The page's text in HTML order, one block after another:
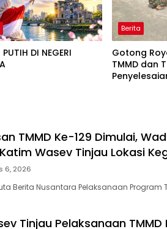
PUTIH DI NEGERI
Berita
Gotong
TMMD dan
TMMD Ke-129 Dimulai,
Wasev Tinjau Lokasi
6, 2026
Berita Nusantara Pelaksanaan Program
Tinjau Pelaksanaan TMMD